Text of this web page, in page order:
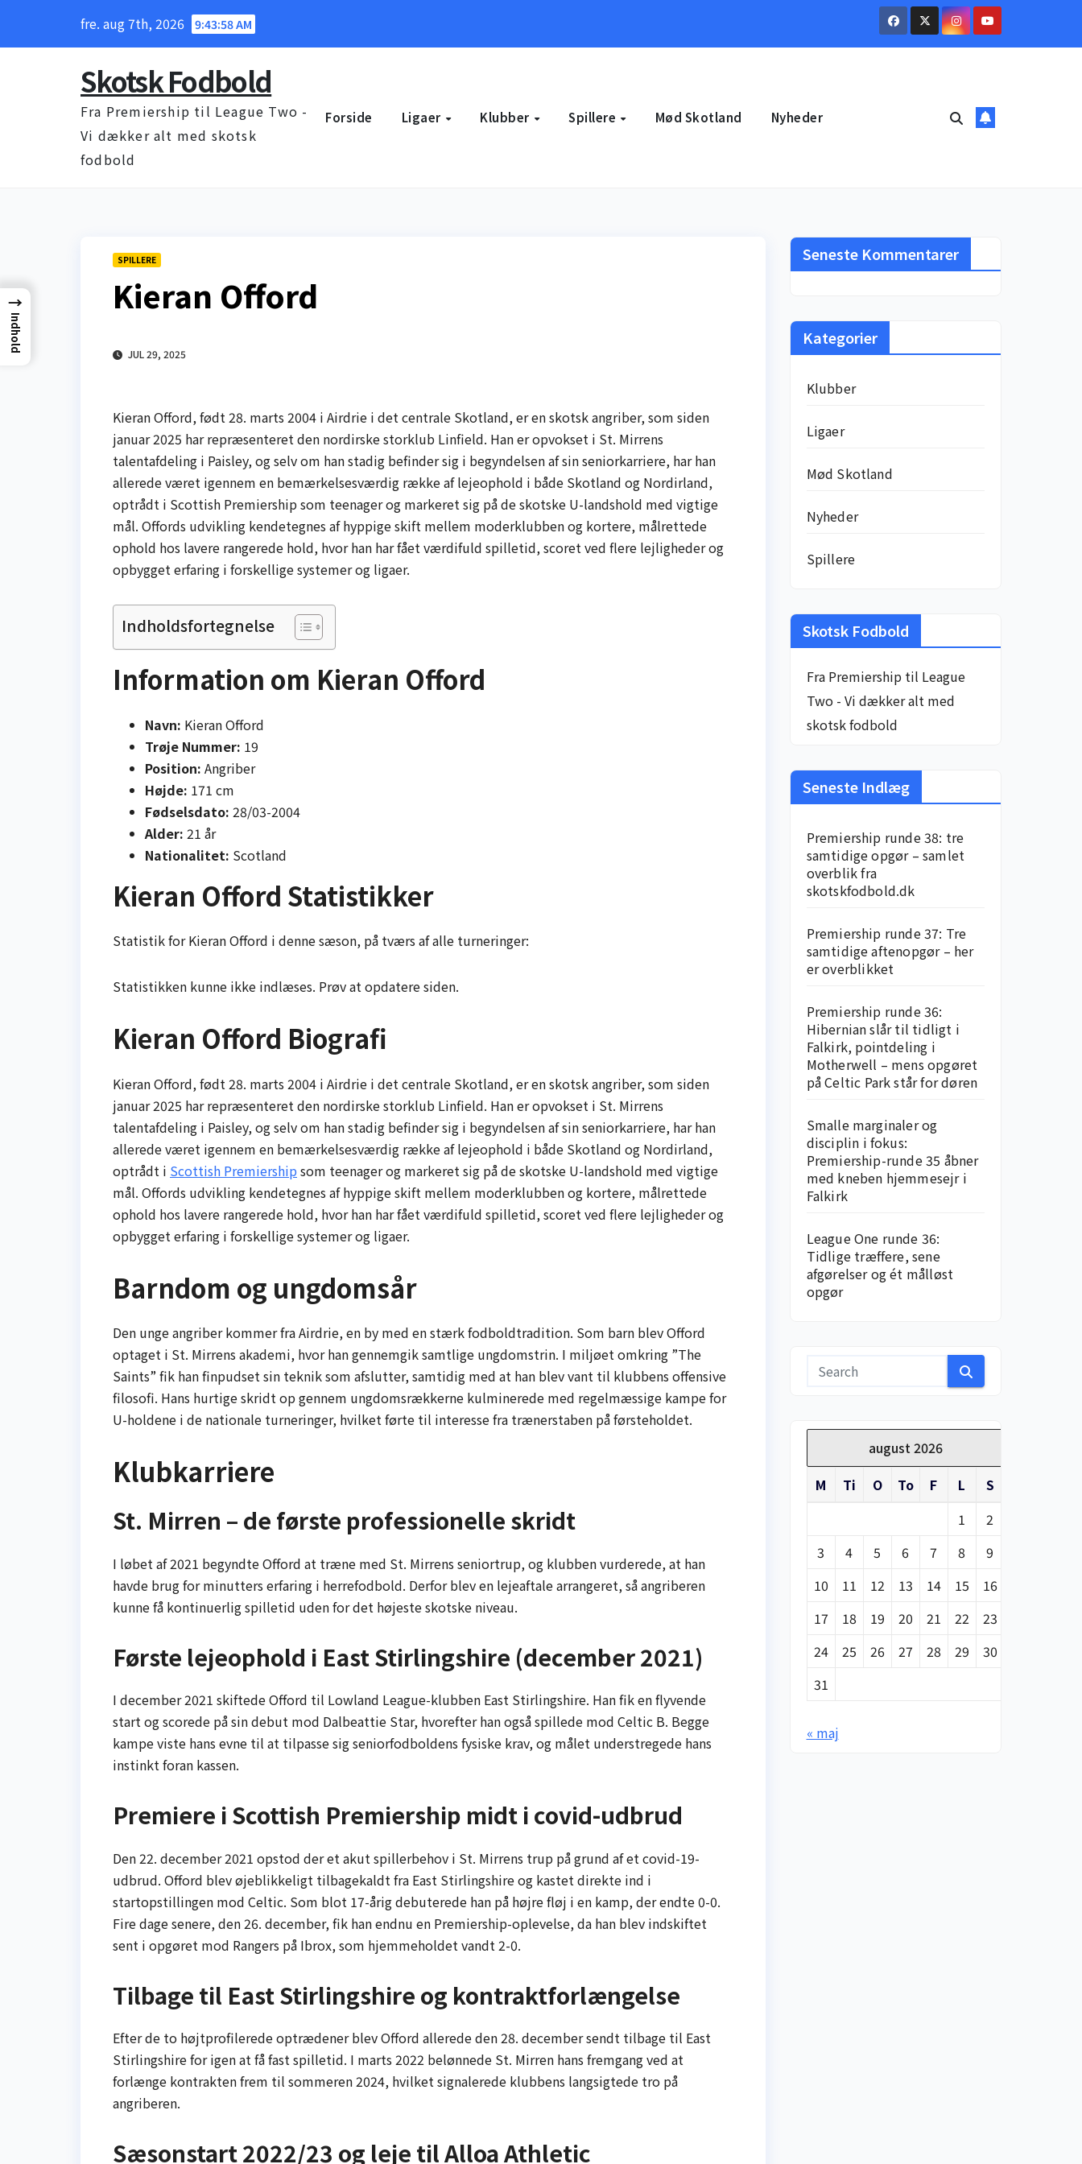
fre. aug 7th, 2026 9:43:59 AM
Skotsk Fodbold
Fra Premiership til League Two -
Vi dækker alt med skotsk
fodbold
Forside Ligaer Klubber Spillere Mød Skotland Nyheder
SPILLERE
Kieran Offord
JUL 29, 2025
Kieran Offord, født 28. marts 2004 i Airdrie i det centrale Skotland, er en skotsk angriber, som siden
januar 2025 har repræsenteret den nordirske storklub Linfield. Han er opvokset i St. Mirrens
talentafdeling i Paisley, og selv om han stadig befinder sig i begyndelsen af sin seniorkarriere, har han
allerede været igennem en bemærkelsesværdig række af lejeophold i både Skotland og Nordirland,
optrådt i Scottish Premiership som teenager og markeret sig på de skotske U-landshold med vigtige
mål. Offords udvikling kendetegnes af hyppige skift mellem moderklubben og kortere, målrettede
ophold hos lavere rangerede hold, hvor han har fået værdifuld spilletid, scoret ved flere lejligheder og
opbygget erfaring i forskellige systemer og ligaer.
Indholdsfortegnelse
Information om Kieran Offord
Navn: Kieran Offord
Trøje Nummer: 19
Position: Angriber
Højde: 171 cm
Fødselsdato: 28/03-2004
Alder: 21 år
Nationalitet: Scotland
Kieran Offord Statistikker
Statistik for Kieran Offord i denne sæson, på tværs af alle turneringer:
Statistikken kunne ikke indlæses. Prøv at opdatere siden.
Kieran Offord Biografi
Kieran Offord, født 28. marts 2004 i Airdrie i det centrale Skotland, er en skotsk angriber, som siden
januar 2025 har repræsenteret den nordirske storklub Linfield. Han er opvokset i St. Mirrens
talentafdeling i Paisley, og selv om han stadig befinder sig i begyndelsen af sin seniorkarriere, har han
allerede været igennem en bemærkelsesværdig række af lejeophold i både Skotland og Nordirland,
optrådt i Scottish Premiershipsom teenager og markeret sig på de skotske U-landshold med vigtige
mål. Offords udvikling kendetegnes af hyppige skift mellem moderklubben og kortere, målrettede
ophold hos lavere rangerede hold, hvor han har fået værdifuld spilletid, scoret ved flere lejligheder og
opbygget erfaring i forskellige systemer og ligaer.
Barndom og ungdomsår
Den unge angriber kommer fra Airdrie, en by med en stærk fodboldtradition. Som barn blev Offord
optaget i St. Mirrens akademi, hvor han gennemgik samtlige ungdomstrin. I miljøet omkring ”The
Saints” fik han finpudset sin teknik som afslutter, samtidig med at han blev vant til klubbens offensive
filosofi. Hans hurtige skridt op gennem ungdomsrækkerne kulminerede med regelmæssige kampe for
U-holdene i de nationale turneringer, hvilket førte til interesse fra trænerstaben på førsteholdet.
Klubkarriere
St. Mirren – de første professionelle skridt
I løbet af 2021 begyndte Offord at træne med St. Mirrens seniortrup, og klubben vurderede, at han
havde brug for minutters erfaring i herrefodbold. Derfor blev en lejeaftale arrangeret, så angriberen
kunne få kontinuerlig spilletid uden for det højeste skotske niveau.
Første lejeophold i East Stirlingshire (december 2021)
I december 2021 skiftede Offord til Lowland League-klubben East Stirlingshire. Han fik en flyvende
start og scorede på sin debut mod Dalbeattie Star, hvorefter han også spillede mod Celtic B. Begge
kampe viste hans evne til at tilpasse sig seniorfodboldens fysiske krav, og målet understregede hans
instinkt foran kassen.
Premiere i Scottish Premiership midt i covid-udbrud
Den 22. december 2021 opstod der et akut spillerbehov i St. Mirrens trup på grund af et covid-19-
udbrud. Offord blev øjeblikkeligt tilbagekaldt fra East Stirlingshire og kastet direkte ind i
startopstillingen mod Celtic. Som blot 17-årig debuterede han på højre fløj i en kamp, der endte 0-0.
Fire dage senere, den 26. december, fik han endnu en Premiership-oplevelse, da han blev indskiftet
sent i opgøret mod Rangers på Ibrox, som hjemmeholdet vandt 2-0.
Tilbage til East Stirlingshire og kontraktforlængelse
Efter de to højtprofilerede optrædener blev Offord allerede den 28. december sendt tilbage til East
Stirlingshire for igen at få fast spilletid. I marts 2022 belønnede St. Mirren hans fremgang ved at
forlænge kontrakten frem til sommeren 2024, hvilket signalerede klubbens langsigtede tro på
angriberen.
Sæsonstart 2022/23 og leje til Alloa Athletic
Seneste Kommentarer
Kategorier
Klubber
Ligaer
Mød Skotland
Nyheder
Spillere
Skotsk Fodbold
Fra Premiership til League
Two - Vi dækker alt med
skotsk fodbold
Seneste Indlæg
Premiership runde 38: tre
samtidige opgør – samlet
overblik fra
skotskfodbold.dk
Premiership runde 37: Tre
samtidige aftenopgør – her
er overblikket
Premiership runde 36:
Hibernian slår til tidligt i
Falkirk, pointdeling i
Motherwell – mens opgøret
på Celtic Park står for døren
Smalle marginaler og
disciplin i fokus:
Premiership-runde 35 åbner
med kneben hjemme­sejr i
Falkirk
League One runde 36:
Tidlige træffere, sene
afgørelser og ét målløst
opgør
august 2026
M
Ti O To F L
S
1
2
3
4 5 6 7 8
9
10
11 12 13 14 15
16
17
18 19 20 21 22
23
24
25 26 27 28 29
30
31
« maj
→
Indhold